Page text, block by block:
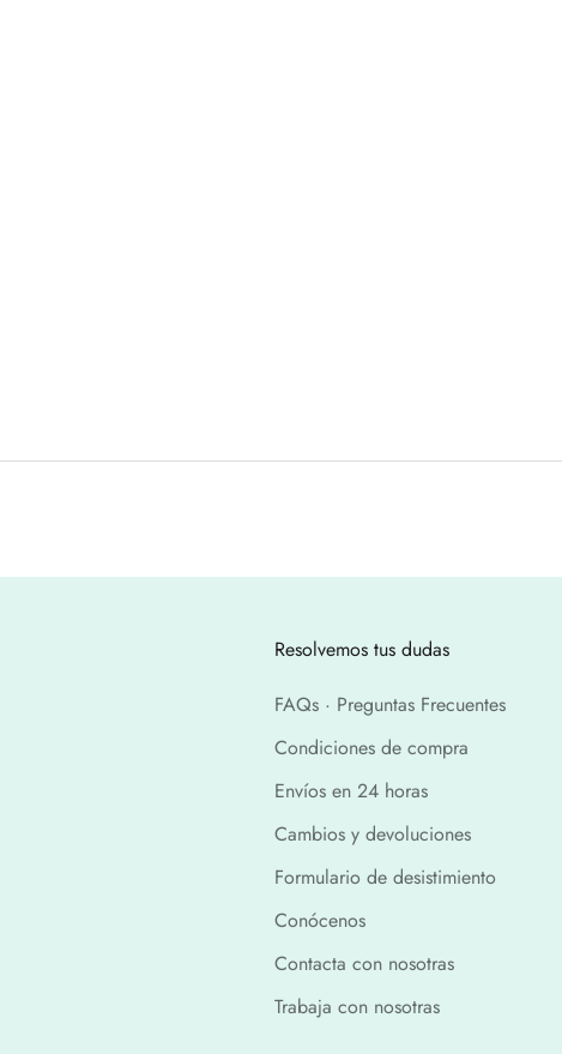
Resolvemos tus dudas
FAQs · Preguntas Frecuentes
Condiciones de compra
Envíos en 24 horas
Cambios y devoluciones
Formulario de desistimiento
Conócenos
Contacta con nosotras
Trabaja con nosotras